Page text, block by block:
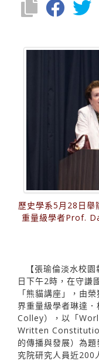
歷史學系5月28日舉
重量級學者Prof.
【張瑜倫淡水校
日下午2時，在守謙
「熊貓講座」，由
界重量級學者琳達
Colley），以「
Written
的傳播與發展）為
究院研究人員近200